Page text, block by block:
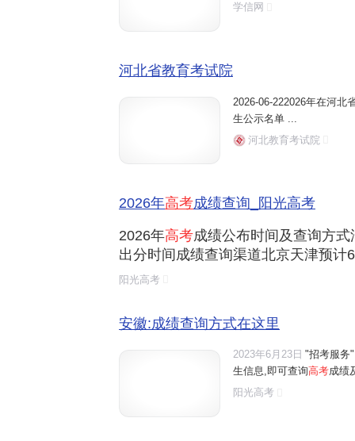
学信网
河北省教育考试院
2026-06-222026年在河北
生公示名单 ...
河北教育考试院
2026年高考成绩查询_阳光高考
2026年高考成绩公布时间及查询方式
出分时间成绩查询渠道北京天津预计
蒙古6月24日辽宁6月下旬
阳光高考
安徽:成绩查询方式在这里
2023年6月23日 "招考服务
生信息,即可查询高考成绩
阳光高考